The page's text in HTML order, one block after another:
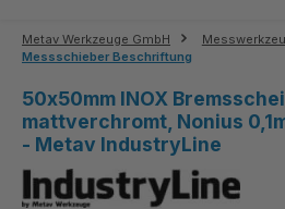
Metav Werkzeuge GmbH
Messschieber Beschriftung
50x50mm INOX
mattverchromt, Nonius
- Metav IndustryLine